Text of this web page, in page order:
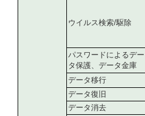
ウイルス検索/駆除
パスワードによるデー
タ保護、データ金庫
データ移行
データ復旧
データ消去